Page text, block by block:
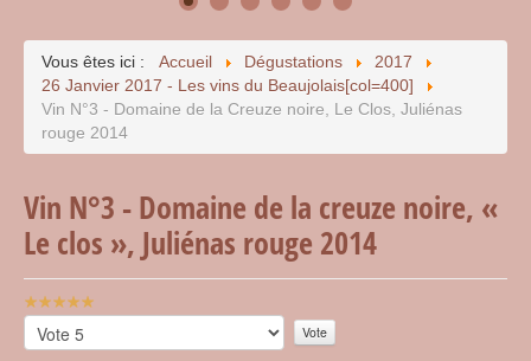
Vous êtes ici : Accueil Dégustations
2017
26 Janvier 2017 - Les vins du Beaujolais[col=400]
Vin N°3 - Domaine de la Creuze noire, Le Clos, Juliénas
rouge 2014
Vin N°3 - Domaine de la creuze noire, «
Le clos », Juliénas rouge 2014
Vote
utilisateur:
Veuillez
voter